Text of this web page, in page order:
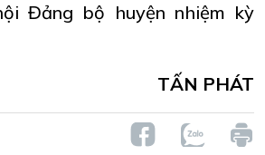
Đảng bộ huyện nhiệm kỳ
TẤN PHÁT